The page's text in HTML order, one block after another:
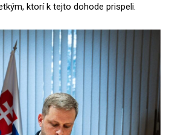
ktorí k tejto dohode prispeli.